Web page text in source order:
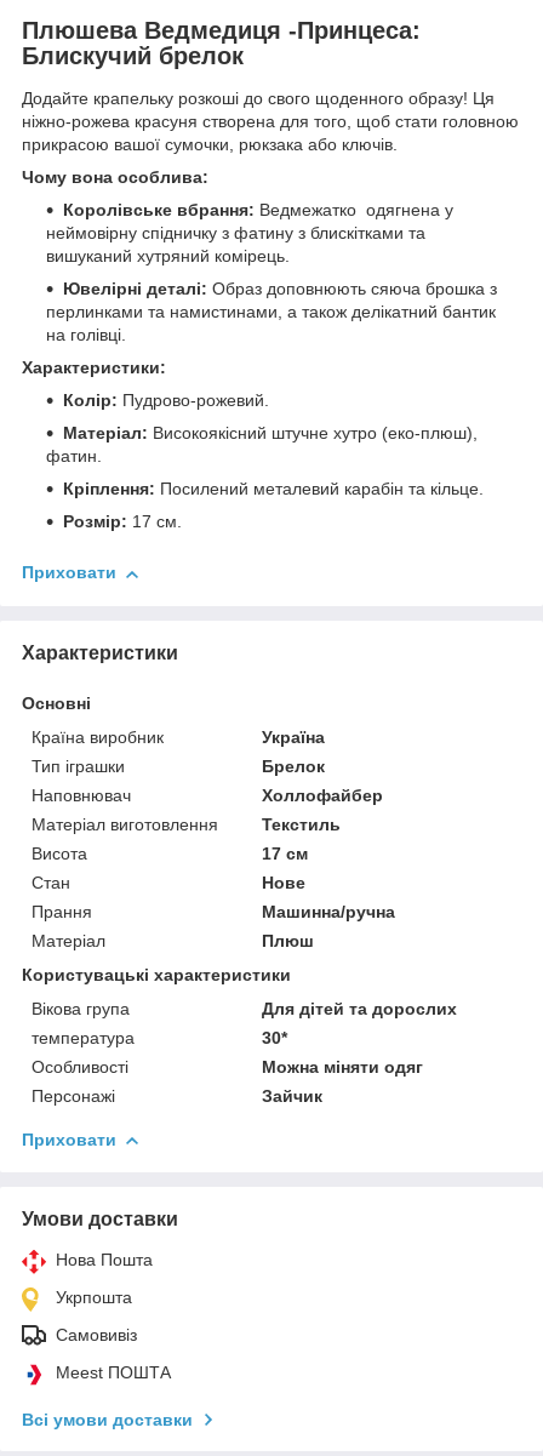
Плюшева Ведмедиця -Принцеса:
Блискучий брелок
Додайте крапельку розкоші до свого щоденного образу! Ця
ніжно-рожева красуня створена для того, щоб стати головною
прикрасою вашої сумочки, рюкзака або ключів.
Чому вона особлива:
Королівське вбрання: Ведмежатко одягнена у
неймовірну спідничку з фатину з блискітками та
вишуканий хутряний комірець.
Ювелірні деталі: Образ доповнюють сяюча брошка з
перлинками та намистинами, а також делікатний бантик
на голівці.
Характеристики:
Колір: Пудрово-рожевий.
Матеріал: Високоякісний штучне хутро (еко-плюш),
фатин.
Кріплення: Посилений металевий карабін та кільце.
Розмір: 17 см.
Приховати
Характеристики
Основні
Країна виробник
Україна
Тип іграшки
Брелок
Наповнювач
Холлофайбер
Матеріал виготовлення
Текстиль
Висота
17 см
Стан
Нове
Прання
Машинна/ручна
Матеріал
Плюш
Користувацькі характеристики
Вікова група
Для дітей та дорослих
температура
30*
Особливості
Можна міняти одяг
Персонажі
Зайчик
Приховати
Умови доставки
Нова Пошта
Укрпошта
Самовивіз
Meest ПОШТА
Всі умови доставки